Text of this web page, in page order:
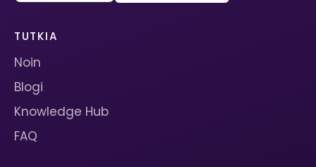
TUTKIA
Noin
Blogi
Knowledge Hub
FAQ